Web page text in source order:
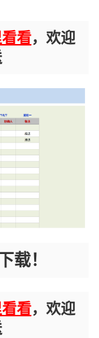
看，欢迎
载！
看，欢迎